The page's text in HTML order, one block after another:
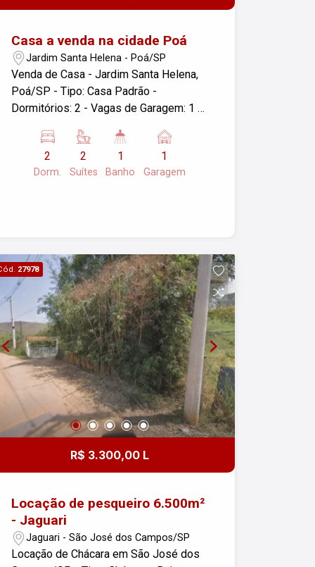
Casa a venda na cidade Poá
Jardim Santa Helena - Poá/SP
Venda de Casa - Jardim Santa Helena,
Poá/SP - Tipo: Casa Padrão -
Dormitórios: 2 - Vagas de Garagem: 1 -
Terreno: 72,00 m² Excelente
oportunidade em um bairro tranquilo e
bem localizado. Ideal para famílias que
2
Dorm.
2
Suítes
1
Banho
1
Garagem
27978
R$ 3.300,00 L
Locação de pesqueiro 6.500m²
- Jaguari
Jaguari - São José dos Campos/SP
Locação de Chácara em São José dos